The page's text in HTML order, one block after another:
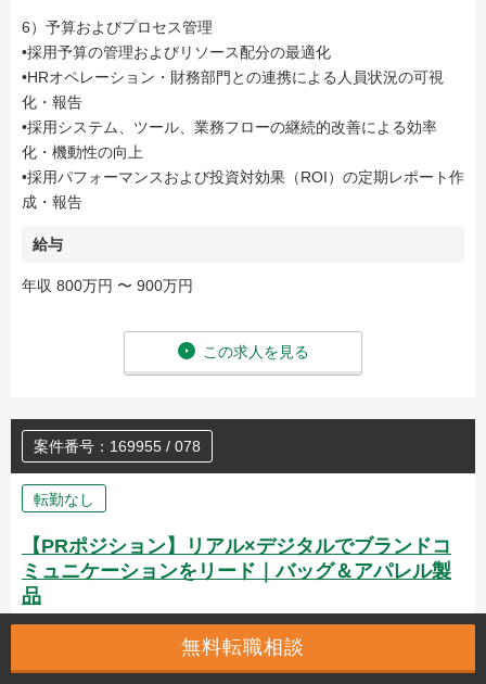
6）予算およびプロセス管理
•採用予算の管理およびリソース配分の最適化
•HRオペレーション・財務部門との連携による人員状況の可視
化・報告
•採用システム、ツール、業務フローの継続的改善による効率
化・機動性の向上
•採用パフォーマンスおよび投資対効果（ROI）の定期レポート作
成・報告
給与
年収 800万円 〜 900万円
この求人を見る
案件番号：169955 / 078
転勤なし
【PRポジション】リアル×デジタルでブランドコ
ミュニケーションをリード｜バッグ＆アパレル製
品
無料転職相談